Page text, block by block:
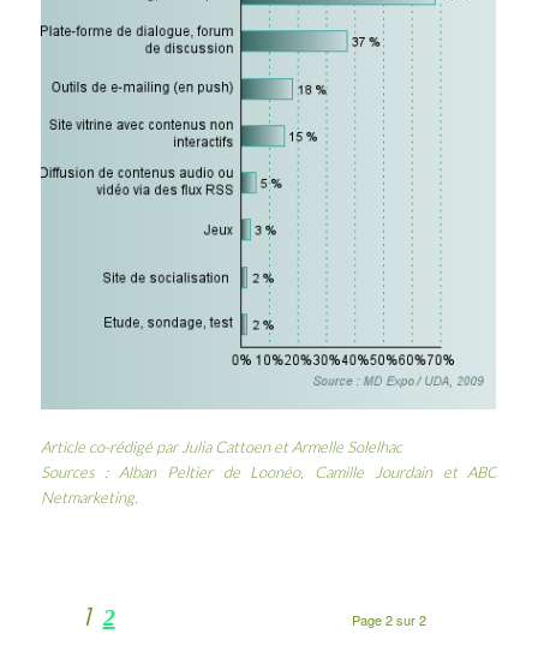
Article co-rédigé par Julia Cattoen et Armelle Solelhac
Sources : Alban Peltier de Loonéo, Camille Jourdainet ABC
Netmarketing.
Page 2 sur 2
1 2